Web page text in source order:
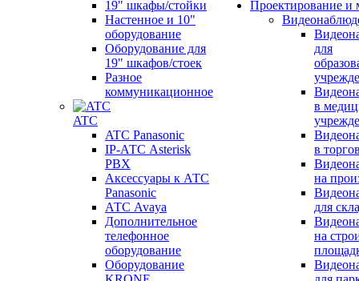
19" шкафы/стойки
Настенное и 10"
оборудование
Оборудование для
19" шкафов/стоек
Разное
коммуникационное
ATC
ATC Panasonic
IP-АТС Asterisk
PBX
Аксессуары к АТС
Panasonic
АТС Avaya
Дополнительное
телефонное
оборудование
Оборудование
Проектирование и
для
в
в
на
для
на